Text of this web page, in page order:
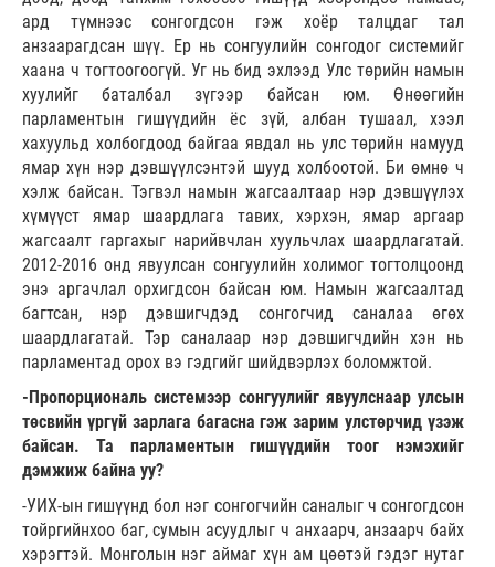
ард түмнээс сонгогдсон гэж хоёр талцдаг тал
анзаарагдсан шүү. Ер нь сонгуулийн сонгодог системийг
хаана ч тогтоогоогүй. Уг нь бид эхлээд Улс төрийн намын
хуулийг баталбал зүгээр байсан юм. Өнөөгийн
парламентын гишүүдийн ёс зүй, албан тушаал, хээл
хахуульд холбогдоод байгаа явдал нь улс төрийн намууд
ямар хүн нэр дэвшүүлсэнтэй шууд холбоотой. Би өмнө ч
хэлж байсан. Тэгвэл намын жагсаалтаар нэр дэвшүүлэх
хүмүүст ямар шаардлага тавих, хэрхэн, ямар аргаар
жагсаалт гаргахыг нарийвчлан хуульчлах шаардлагатай.
2012-2016 онд явуулсан сонгуулийн холимог тогтолцоонд
энэ аргачлал орхигдсон байсан юм. Намын жагсаалтад
багтсан, нэр дэвшигчдэд сонгогчид саналаа өгөх
шаардлагатай. Тэр саналаар нэр дэвшигчдийн хэн нь
парламентад орох вэ гэдгийг шийдвэрлэх боломжтой.
-Пропорциональ системээр сонгуулийг явуулснаар улсын
төсвийн үргүй зарлага багасна гэж зарим улстөрчид үзэж
байсан. Та парламентын гишүүдийн тоог нэмэхийг
дэмжиж байна уу?
-УИХ-ын гишүүнд бол нэг сонгогчийн саналыг ч сонгогдсон
тойргийнхоо баг, сумын асуудлыг ч анхаарч, анзаарч байх
хэрэгтэй. Монголын нэг аймаг хүн ам цөөтэй гэдэг нутаг